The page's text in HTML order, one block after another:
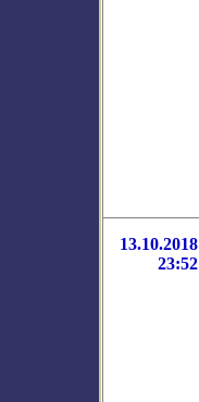
13.10.2018
23:52